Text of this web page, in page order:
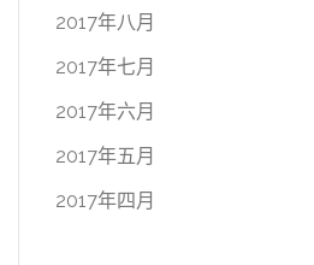
2017年八月
2017年七月
2017年六月
2017年五月
2017年四月